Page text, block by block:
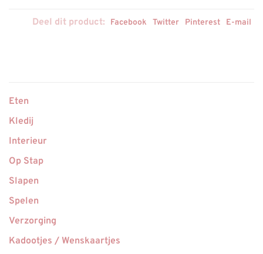
Deel dit product: Facebook Twitter Pinterest E-mail
Eten
Kledij
Interieur
Op Stap
Slapen
Spelen
Verzorging
Kadootjes / Wenskaartjes